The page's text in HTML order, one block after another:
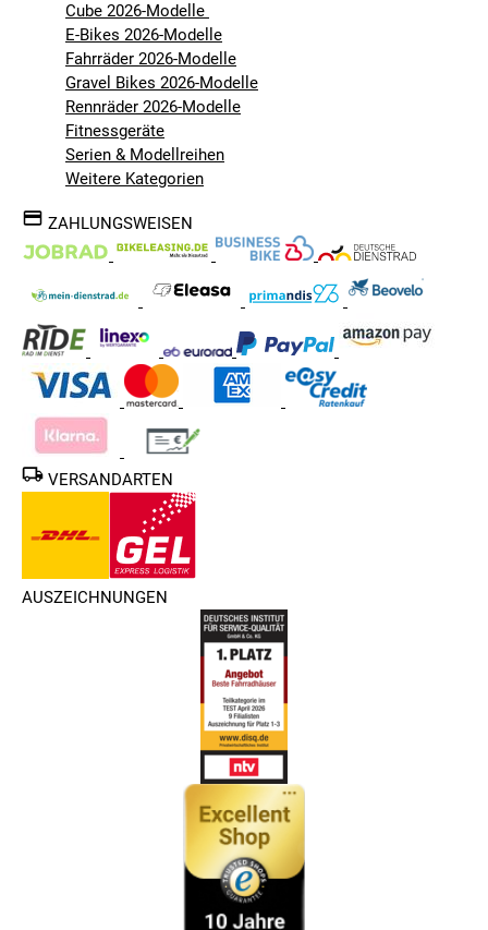
Cube 2026-Modelle
E-Bikes 2026-Modelle
Fahrräder 2026-Modelle
Gravel Bikes 2026-Modelle
Rennräder 2026-Modelle
Fitnessgeräte
Serien & Modellreihen
Weitere Kategorien
ZAHLUNGSWEISEN
VERSANDARTEN
AUSZEICHNUNGEN